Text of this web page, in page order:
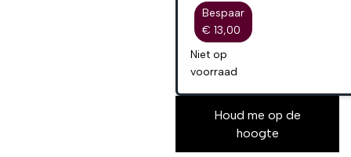
Bespaar
€ 13,00
Niet op
voorraad
Houd me op de
hoogte